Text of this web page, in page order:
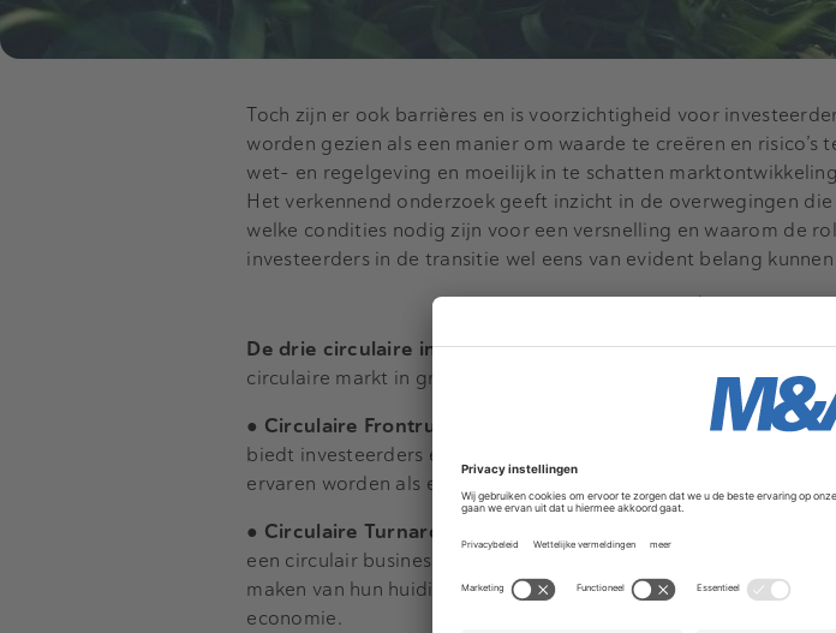
Toch zijn er ook barrières en is voorzichtigheid voor
worden gezien als een manier om waarde te creëren en risico’s
wet- en regelgeving en moeilijk in te schatten
Het verkennend onderzoek geeft inzicht in de overwegingen
welke condities nodig zijn voor een versnelling en waarom de
investeerders in de transitie wel eens van evident belang
Advertentie
De drie circulaire investeringsdomeinenUit het onderzoek
circulaire markt in grofweg drie groepen verdeeld kan worden:
● Circulaire Frontrunners
: Investeringen in bedrijven die van
biedt investeerders een hoge non-financiële impact, maar door
ervaren worden als een risicovolle investering.
● Circulaire Turnarounds
: Investeringen in bedrijven die van
een circulair business model. Investeerders zijn steeds meer in
maken van hun huidige portfolio en lijken voorkeur te geven aan
economie.